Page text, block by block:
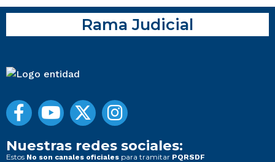
Rama Judicial
Nuestras redes sociales:
Estos No son canales oficiales para tramitar PQRSDF